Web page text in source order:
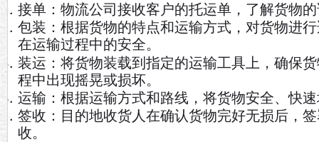
接单：物流公司接收客户的托运单，了解货物
包装：根据货物的特点和运输方式，对货物进
在运输过程中的安全。
装运：将货物装载到指定的运输工具上，确保
程中出现摇晃或损坏。
运输：根据运输方式和路线，将货物安全、快
签收：目的地收货人在确认货物完好无损后，
收。